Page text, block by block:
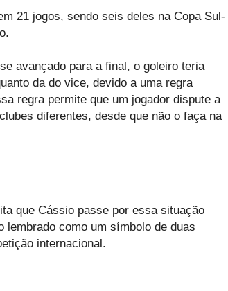
21 jogos, sendo seis deles na Copa Sul-
avançado para a final, o goleiro teria
da do vice, devido a uma regra
regra permite que um jogador dispute a
diferentes, desde que não o faça na
que Cássio passe por essa situação
lembrado como um símbolo de duas
internacional.